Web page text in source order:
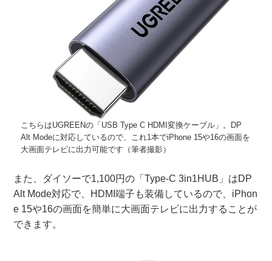
こちらはUGREENの「USB Type C HDMI変換ケーブル」。DP
Alt Modeに対応しているので、これ1本でiPhone 15や16の画面を
大画面テレビに出力可能です（筆者撮影）
また、ダイソーで1,100円の「Type-C 3in1HUB」はDP
Alt Mode対応で、HDMI端子も装備しているので、iPhon
e 15や16の画面を簡単に大画面テレビに出力することが
できます。